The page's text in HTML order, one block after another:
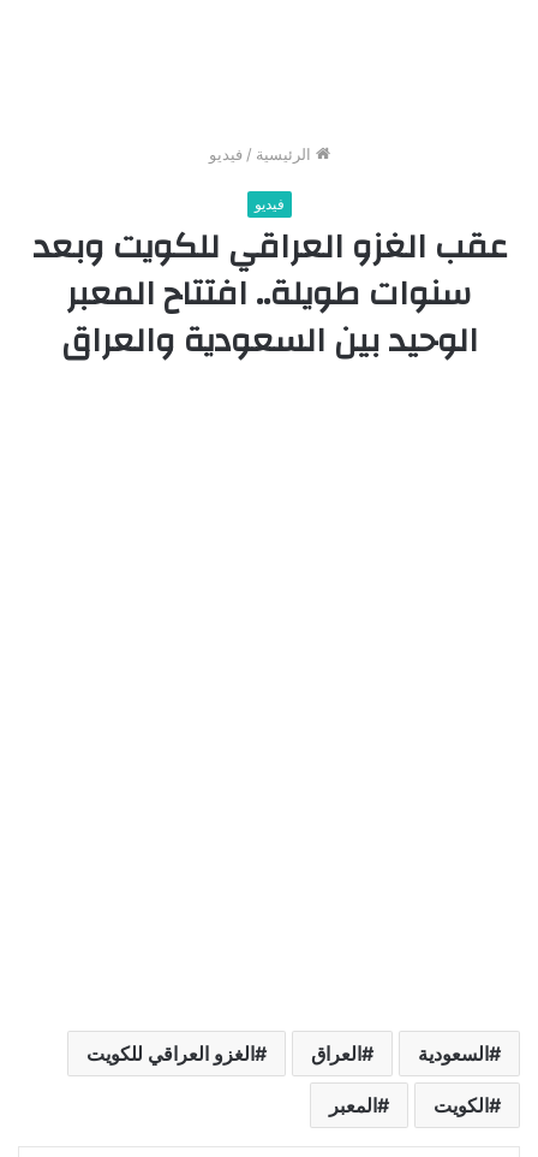
الرئيسية / فيديو
فيديو
عقب الغزو العراقي للكويت وبعد
سنوات طويلة.. افتتاح المعبر
الوحيد بين السعودية والعراق
السعودية العراق الغزو العراقي للكويت
الكويت المعبر